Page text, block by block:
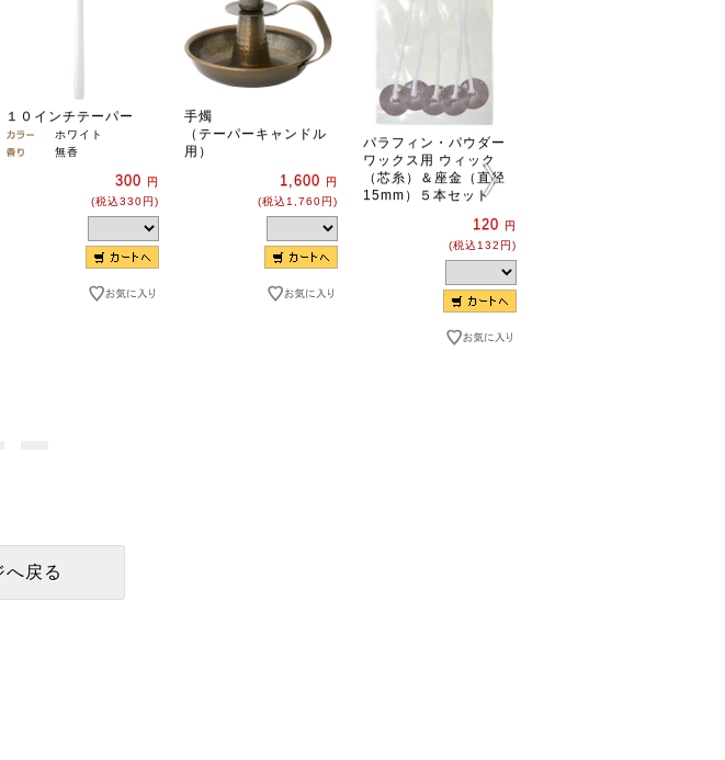
１０インチテーパー
ホワイト
無香
300
円
(税込330円)
手燭
（テーパーキャンドル
用）
1,600
円
(税込1,760円)
パラフィン・パウダー
ワックス用 ウィック
（芯糸）＆座金（直径
15mm）５本セット
120
円
(税込132円)